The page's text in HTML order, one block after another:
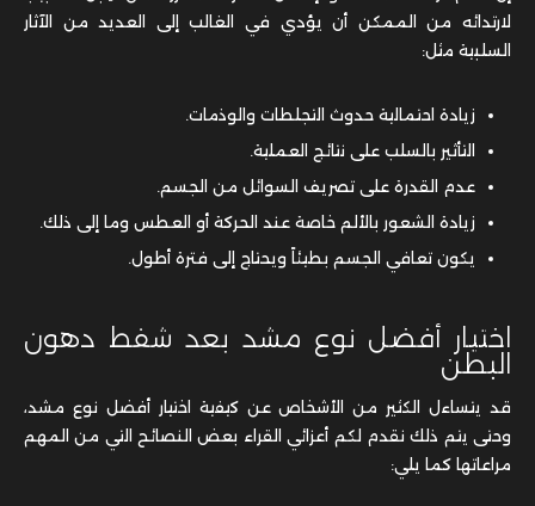
لارتدائه من الممكن أن يؤدي في الغالب إلى العديد من الآثار
السلبية مثل:
زيادة احتمالية حدوث التجلطات والوذمات.
التأثير بالسلب على نتائج العملية.
عدم القدرة على تصريف السوائل من الجسم.
زيادة الشعور بالألم خاصة عند الحركة أو العطس وما إلى ذلك.
يكون تعافي الجسم بطيئاً ويحتاج إلى فترة أطول.
اختيار أفضل نوع مشد بعد شفط دهون
البطن
قد يتساءل الكثير من الأشخاص عن كيفية اختيار أفضل نوع مشد،
وحتى يتم ذلك نقدم لكم أعزائي القراء بعض النصائح التي من المهم
مراعاتها كما يلي: